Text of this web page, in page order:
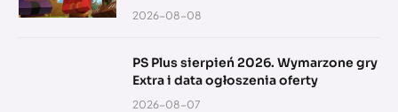
2026-08-08
PS Plus sierpień 2026. Wymarzone gry
Extra i data ogłoszenia oferty
2026-08-07